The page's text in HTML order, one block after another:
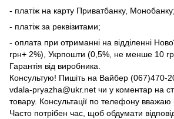
- платіж на карту Приватбанку, Монобанку;
- платіж за реквізитами;
- оплата при отриманні на відділенні
грн+ 2%), Укрпошти (0,5%, не менше 10
Гарантія від виробника.
Консультую! Пишіть на Вайбер (067)470-
vdala-pryazha@ukr.net чи у коментар на
товару. Консультації по телефону вважаю
Часто потрібен час, щоб обдумати